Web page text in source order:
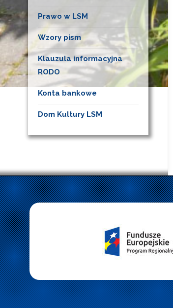
Prawo w LSM
Wzory pism
Klauzula informacyjna
RODO
Konta bankowe
Dom Kultury LSM